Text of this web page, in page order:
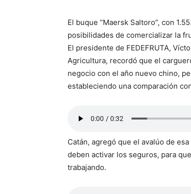
El buque “Maersk Saltoro”, con
posibilidades de comercializar la
El presidente de FEDEFRUTA,
Agricultura, recordó que el
negocio con el año nuevo chino,
estableciendo una comparación
Catán, agregó que el avalúo de
deben activar los seguros, para
trabajando.